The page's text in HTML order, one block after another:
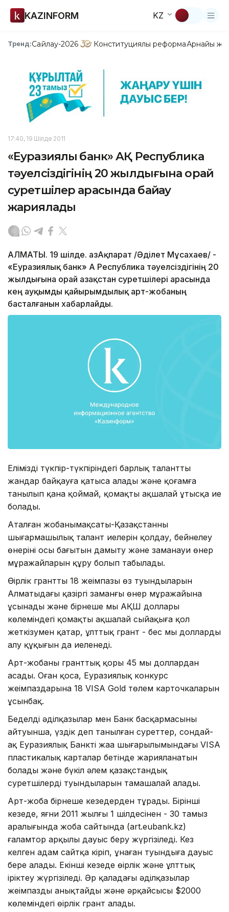
KAZINFORM KZ
Тренд:Сайлау-2026 Конституциялық реформаАрнайы
17:40, 19 Шілде 2011
«Еуразиялық банк» АҚ Республика
тәуелсіздігінің 20 жылдығына орай
суретшілер арасында байқау
жариялады
АЛМАТЫ. 19 шілде. ҚазАқпарат /Әділет Мұсахаев/ -
«Еуразиялық банк» АҚ Республика тәуелсіздігінің 20
жылдығына орай Қазақстан суретшілері арасында
кең ауқымды қайырымдылық арт-жобаның
басталғанын хабарлайды.
Еліміздің түкпір-түкпіріндегі барлық талантты
жандар байқауға қатыса алады және қоғамға
танылып қана қоймай, қомақты ақшалай ұтысқа ие
болады.
Аталған жобаныңмақсаты-Қазақстанның
шығармашылық талант иелерін қолдау, бейнелеу
өнерінің осы бағытын дамыту және заманауи өнер
мұражайларын құру болып табылады.
Өңірлік гранттың 18 жеңімпазы өз туындыларын
Алматыдағы қазіргі заманғы өнер мұражайына
ұсынады және бірнеше мың АҚШ доллары
көлеміндегі қомақты ақшалай сыйақыға қол
жеткізумен қатар, ұлттық грант - бес мың долларды
алу құқығын да иеленеді.
Арт-жобаның гранттық қоры 45 мың доллардан
асады. Оған қоса, Еуразиялық конкурс
жеңімпаздарына 18 VISA Gold төлем карточкаларын
ұсынбақ.
Беделді әділқазылар мен Банк басқармасының
айтуынша, үздік деп танылған суреттер, сондай-
ақ Еуразиялық Банктің жаңа шығарылымындағы VISA
пластикалық карталар бетінде жарияланатын
болады және бүкіл әлем қазақстандық
суретшілердің туындыларын тамашалай алады.
Арт-жоба бірнеше кезеңдерден тұрады. Бірінші
кезеңде, яғни 2011 жылғы 1 шілдесінен - 30 тамыз
аралығында жоба сайтында (art.eubank.kz)
ғаламтор арқылы дауыс беру жүргізіледі. Кез
келген адам сайтқа кіріп, ұнаған туындыға дауыс
бере алады. Екінші кезеңде өңірлік және ұлттық
іріктеу жүргізіледі. Әр қаладағы әділқазылар
жеңімпазды анықтайды және әрқайсысы $2000
көлеміндегі өңірлік грант алады.